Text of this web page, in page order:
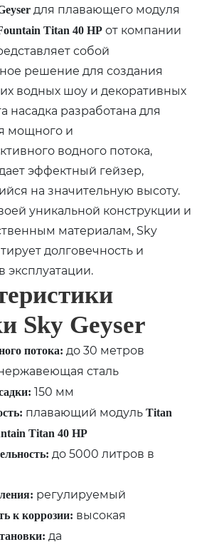
для плавающего модуля
Titan 40 HP от компании
собой
решение для создания
водных шоу и декоративных
насадка разработана для
мощного и
водного потока,
эффектный гейзер,
на значительную высоту.
уникальной конструкции и
материалам, Sky
долговечность и
эксплуатации.
Sky Geyser
потока: до 30 метров
сталь
150 мм
плавающий модульTitan
Titan 40 HP
до 5000 литров в
регулируемый
к коррозии: высокая
да